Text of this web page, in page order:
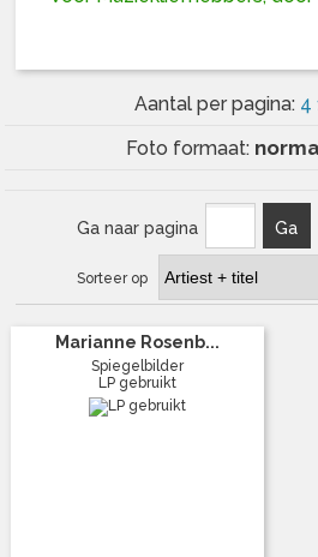
Aantal per pagina: 4
Foto formaat:
Ga naar pagina Ga
Sorteer op
Marianne Rosenb...
Spiegelbilder
LP gebruikt